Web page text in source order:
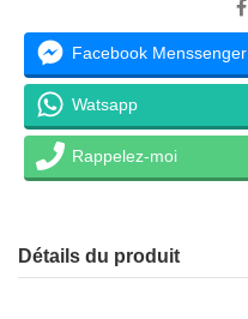
Facebook Menssenger
Watsapp
Rappelez-moi
Détails du produit